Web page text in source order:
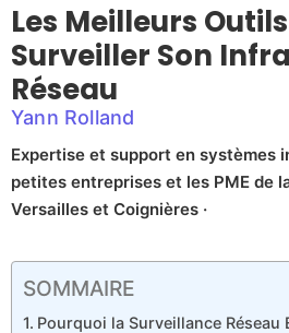
Les Meilleurs
Surveiller Son
Réseau
Yann Rolland
Expertise et support en systèmes
petites entreprises et les PME de
Versailles et Coignières ·
SOMMAIRE
Pourquoi la Surveillance Réseau